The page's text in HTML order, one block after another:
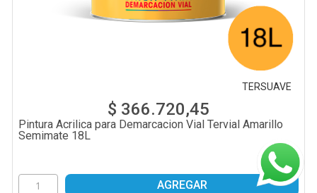
TERSUAVE
$ 366.720,45
Pintura Acrilica para Demarcacion Vial Tervial Amarillo
Semimate 18L
AGREGAR